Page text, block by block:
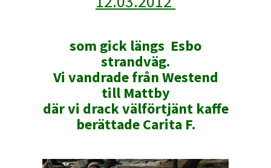
som gick längs Esbo
strandväg.
Vi vandrade från Westend
till Mattby
där vi drack välförtjänt kaffe
berättade Carita F.